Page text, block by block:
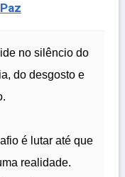
no silêncio do
do desgosto e
é lutar até que
realidade.